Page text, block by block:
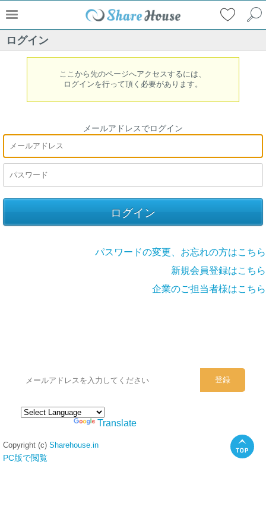
ログイン
ここから先のページへアクセスするには、
ログインを行って頂く必要があります。
メールアドレスでログイン
パスワードの変更、お忘れの方はこちら
新規会員登録はこちら
企業のご担当者様はこちら
Translate
Copyright (c) Sharehouse.in
PC版で閲覧